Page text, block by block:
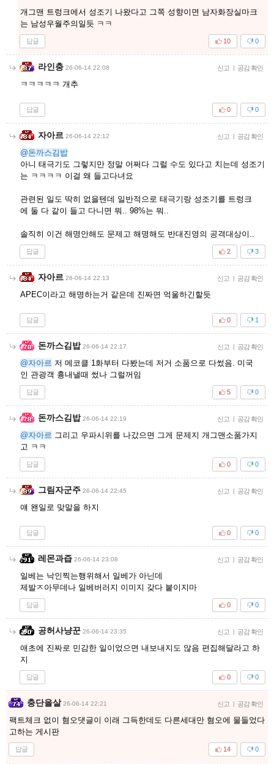
개그맨 트렁크에서 성조기 나왔다고 그쪽 성향이면 남자화장실마크
는 남성우월주의일듯 ㅋㅋ
답글 0
10
라인충 26-06-14 22:08 신고 | 공감 확인
ㅋㅋㅋㅋㅋ 개추
답글 0
0
자아르 26-06-14 22:12 신고 | 공감 확인
@돈까스김밥
아니 태극기도 그렇지만 정말 어쩌다 그럴 수도 있다고 치는데 성조기
는 ㅋㅋㅋㅋ 이걸 왜 들고다녀요
관련된 일도 딱히 없을텐데 일반적으로 태극기랑 성조기를 트렁크
에 둘 다 같이 들고 다니면 뭐.. 98%는 뭐..
솔직히 이건 해명안해도 문제고 해명해도 반대진영의 공격대상이..
답글 3
2
자아르 26-06-14 22:13 신고 | 공감 확인
APEC이라고 해명하는거 같은데 진짜면 억울하긴할듯
답글 1
0
돈까스김밥 26-06-14 22:17 신고 | 공감 확인
@자아르 저 메코클 1화부터 다봤는데 저거 소품으로 다썼음. 미국
인 관광객 흉내낼때 썼나 그럴꺼임
답글 0
5
돈까스김밥 26-06-14 22:19 신고 | 공감 확인
@자아르 그리고 우파시위를 나갔으면 그게 문제지 개그맨소품가지
고 ㅋㅋ
답글 0
0
그림자군주 26-06-14 22:45 신고 | 공감 확인
얘 왠일로 맞말을 하지
답글 0
0
레몬과즙 26-06-14 23:08 신고 | 공감 확인
일베는 낙인찍는행위해서 일베가 아닌데
제발ㅈ아무데나 일베버러지 이미지 갖다 붙이지마
답글 0
0
공허사냥꾼 26-06-14 23:35 신고 | 공감 확인
애초에 진짜로 민감한 일이었으면 내보내지도 않음 편집해달라고 하
지
답글 0
0
충단을살 26-06-14 22:21 신고 | 공감 확인
팩트체크 없이 혐오댓글이 이래 그득한데도 다른세대만 혐오에 물들었다
고하는 게시판
답글 0
14